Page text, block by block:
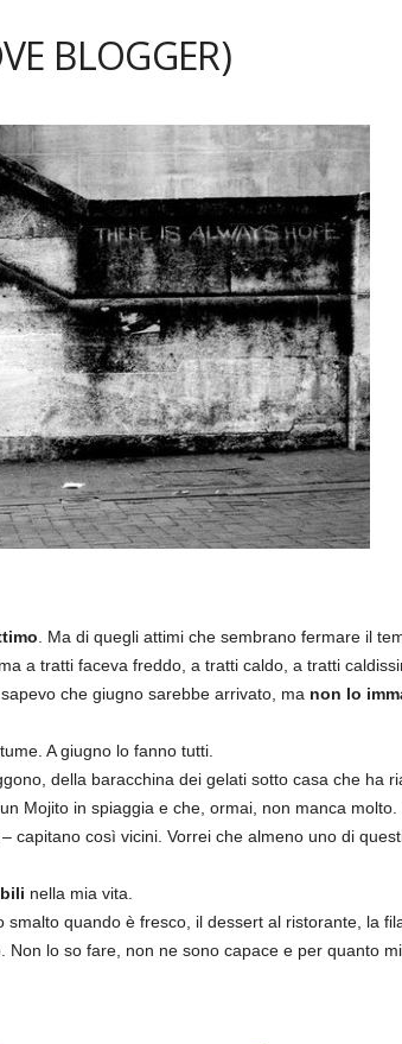
BLOGGER)
. Ma di quegli attimi che sembrano fermare il
a tratti faceva freddo, a tratti caldo, a tratti
che giugno sarebbe arrivato, ma non lo
A giugno lo fanno tutti.
della baracchina dei gelati sotto casa che ha
Mojito in spiaggia e che, ormai, non manca
capitano così vicini. Vorrei che almeno uno di
nella mia vita.
quando è fresco, il dessert al ristorante, la
lo so fare, non ne sono capace e per quanto